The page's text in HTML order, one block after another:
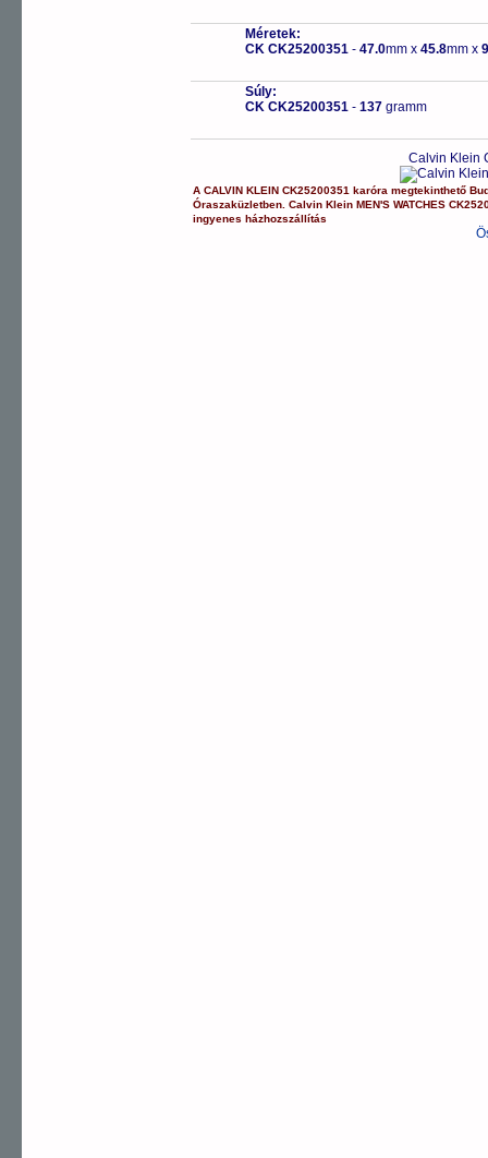
Méretek:
CK CK25200351 - 47.0mm x 45.8mm x
Súly:
CK CK25200351 - 137 gramm
Calvin Klein
ACALVIN KLEIN CK25200351 karóra megtekinthető
Óraszaküzletben.Calvin Klein MEN'S WATCHES
ingyenes házhozszállítás